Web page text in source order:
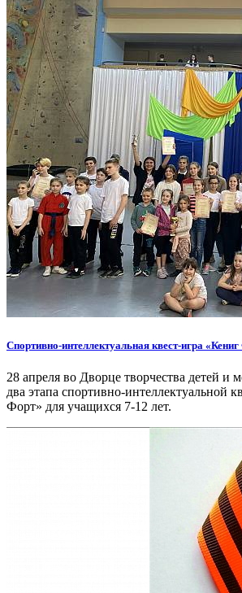
Спортивно-интеллектуальная квест-игра
28 апреля во Дворце творчества детей и
два этапа спортивно-интеллектуальной
Форт» для учащихся 7-12 лет.